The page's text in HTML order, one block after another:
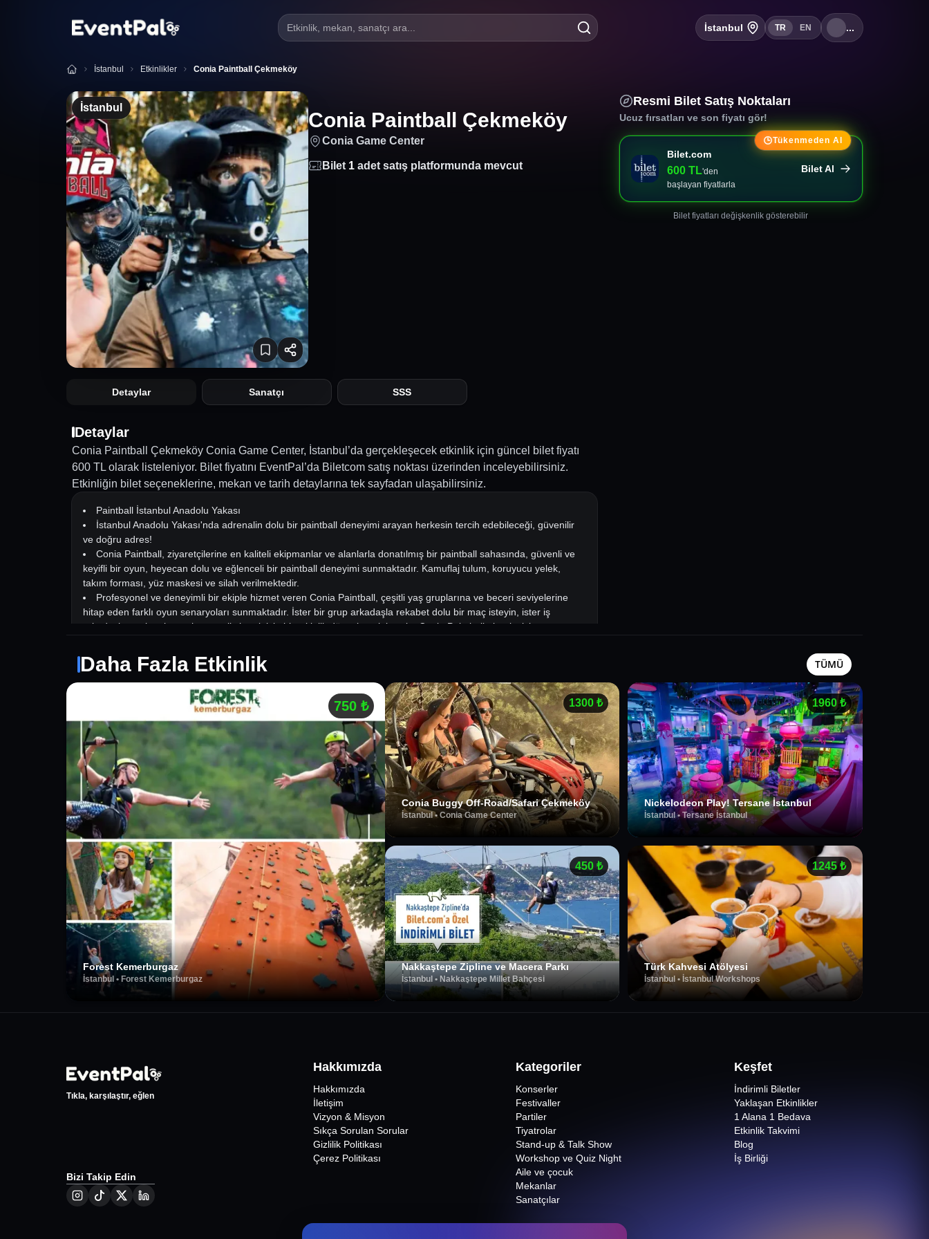
Etkinlik, mekan, sanatçı ara... İstanbul TR EN ...
İstanbul Etkinlikler Conia Paintball Çekmeköy
İstanbul
Conia Paintball Çekmeköy
Conia Game Center
Bilet 1 adet satış platformunda mevcut
Detaylar Sanatçı SSS
Detaylar
Conia Paintball Çekmeköy Conia Game Center, İstanbul’da gerçekleşecek etkinlik için güncel bilet fiyatı
600 TL olarak listeleniyor. Bilet fiyatını EventPal’da Biletcom satış noktası üzerinden inceleyebilirsiniz.
Etkinliğin bilet seçeneklerine, mekan ve tarih detaylarına tek sayfadan ulaşabilirsiniz.
Paintball İstanbul Anadolu Yakası
İstanbul Anadolu Yakası'nda adrenalin dolu bir paintball deneyimi arayan herkesin tercih edebileceği, güvenilir
ve doğru adres!
Conia Paintball, ziyaretçilerine en kaliteli ekipmanlar ve alanlarla donatılmış bir paintball sahasında, güvenli ve
keyifli bir oyun, heyecan dolu ve eğlenceli bir paintball deneyimi sunmaktadır. Kamuflaj tulum, koruyucu yelek,
takım forması, yüz maskesi ve silah verilmektedir.
Profesyonel ve deneyimli bir ekiple hizmet veren Conia Paintball, çeşitli yaş gruplarına ve beceri seviyelerine
hitap eden farklı oyun senaryoları sunmaktadır. İster bir grup arkadaşla rekabet dolu bir maç isteyin, ister iş
arkadaşlarınızla takım ruhunu geliştirmek için bir etkinlik düzenlemek isteyin, Conia Paintball olarak sizlere uygun
Conia Paintball, güvenlik standartlarına büyük önem vermekte ve tüm katılımcıların güvenliğini sağlamak için
gerekli önlemleri almaktadır. Ayrıca, her seviyeden oyuncuya hitap eden eğitimli personeli sayesinde, yeni
başlayanlara da deneyimli oyunculara da keyifli bir oyun deneyimi yaşatmaktadır.
100 Adet Mermi Dahil 1 Saat Oyun Süresi Bilet.com'a Özel Kişi Başı 650 TL Yerine 600 TL Etkinlik Detayları ve
Kurallar Orman içerisinde bulunan oyun sahasında Min. 6 Kişi ve Max. 20 Kişi oynayabilir.
Sahada butonlu sistem çift bayrak oynatılmaktadır.
İstanbul'da sadece Conia Game Center'da yer alan TIPPMAN A5 model paintball işaretleyici silahı
bulunmaktadır ve yüksek basınçlı kuru hava sistemi kullanılmaktadır. Bu ekipman atılan boyaların üst seviyede
isabetlilik oranını artırmaktadır.
Hijyene en üst seviyede öncelik verilmekte, oyunculara her oyun sonrası yıkanan dezenfekte edilen maske,
kamuflaj, tulum üstüne koruyucu yelek ekipmanları verilmektedir.
Net oyun süresi 1 saattir, oyun öncesi oyun hakkında brifing verilmektedir.
Her oyuncunun başlangıçta 100 boya topu bulunmaktadır.
Min 13 yaş sınırı vardır.
Oyun alanı Sabah 08.00 Gece 12.00 saatleri arasında kullanıma açıktır.
Saat rezervasyonu için Bilet.com'dan biletinizi aldıktan sonra 0546 253 99 42 numaralı hattan rezervasyon
yaptırabilirsiniz.
Alınan Biletlerde İptal veya İade Yapılamaz.
Resmi Bilet Satış Noktaları
Ucuz fırsatları ve son fiyatı gör!
Tükenmeden Al
Bilet.com
600TL'den
başlayan fiyatlarla
Bilet Al
Bilet fiyatları değişkenlik gösterebilir
Daha Fazla Etkinlik TÜMÜ
750₺
Forest Kemerburgaz
İstanbul • Forest Kemerburgaz
1300 ₺
Conia Buggy Off-Road/Safari Çekmeköy
İstanbul• Conia Game Center
1960₺
Nickelodeon Play! Tersane İstanbul
İstanbul•Tersane İstanbul
450 ₺
Nakkaştepe Zipline ve Macera Parkı
İstanbul• Nakkaştepe Millet Bahçesi
1245₺
Türk Kahvesi Atölyesi
İstanbul •İstanbul Workshops
Tıkla, karşılaştır, eğlen
Bizi Takip Edin
Hakkımızda
Hakkımızda
İletişim
Vizyon & Misyon
Sıkça Sorulan Sorular
Gizlilik Politikası
Çerez Politikası
Kategoriler
Konserler
Festivaller
Partiler
Tiyatrolar
Stand-up & Talk Show
Workshop ve Quiz Night
Aile ve çocuk
Mekanlar
Sanatçılar
Keşfet
İndirimli Biletler
Yaklaşan Etkinlikler
1 Alana 1 Bedava
Etkinlik Takvimi
Blog
İş Birliği